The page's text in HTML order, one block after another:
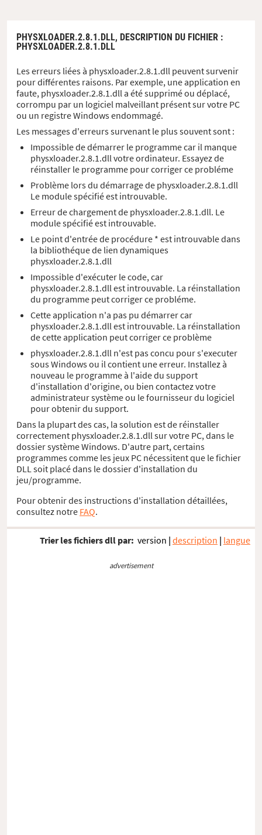
PHYSXLOADER.2.8.1.DLL, DESCRIPTION DU FICHIER :
PHYSXLOADER.2.8.1.DLL
Les erreurs liées à physxloader.2.8.1.dll peuvent survenir
pour différentes raisons. Par exemple, une application en
faute, physxloader.2.8.1.dll a été supprimé ou déplacé,
corrompu par un logiciel malveillant présent sur votre PC
ou un registre Windows endommagé.
Les messages d'erreurs survenant le plus souvent sont :
Impossible de démarrer le programme car il manque
physxloader.2.8.1.dll votre ordinateur. Essayez de
réinstaller le programme pour corriger ce probléme
Problème lors du démarrage de physxloader.2.8.1.dll
Le module spécifié est introuvable.
Erreur de chargement de physxloader.2.8.1.dll. Le
module spécifié est introuvable.
Le point d'entrée de procédure * est introuvable dans
la bibliothéque de lien dynamiques
physxloader.2.8.1.dll
Impossible d'exécuter le code, car
physxloader.2.8.1.dll est introuvable. La réinstallation
du programme peut corriger ce probléme.
Cette application n'a pas pu démarrer car
physxloader.2.8.1.dll est introuvable. La réinstallation
de cette application peut corriger ce problème
physxloader.2.8.1.dll n'est pas concu pour s'executer
sous Windows ou il contient une erreur. Installez à
nouveau le programme à l'aide du support
d'installation d'origine, ou bien contactez votre
administrateur système ou le fournisseur du logiciel
pour obtenir du support.
Dans la plupart des cas, la solution est de réinstaller
correctement physxloader.2.8.1.dll sur votre PC, dans le
dossier système Windows. D'autre part, certains
programmes comme les jeux PC nécessitent que le fichier
DLL soit placé dans le dossier d'installation du
jeu/programme.
Pour obtenir des instructions d'installation détaillées,
consultez notre FAQ.
Trier les fichiers dll par: version | description | langue
advertisement